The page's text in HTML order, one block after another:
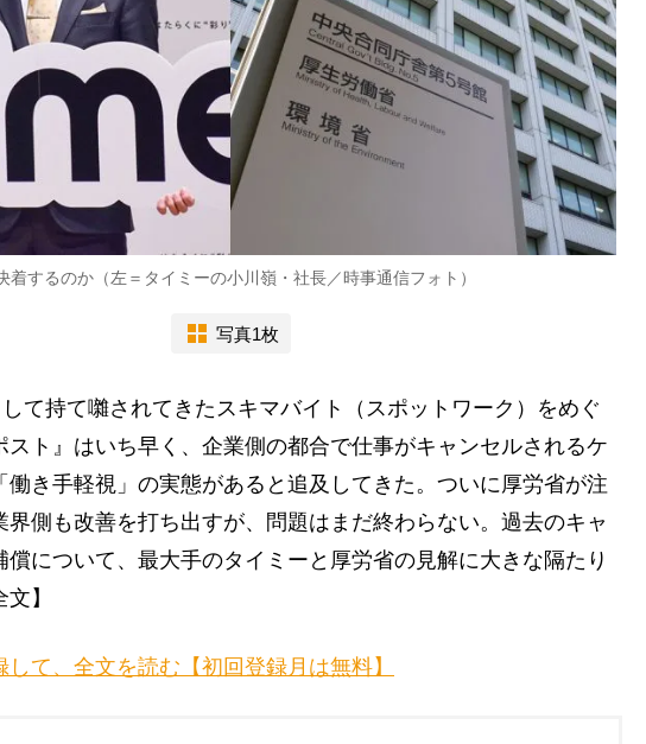
着するのか（左＝タイミーの小川嶺・社長／時事通信フォト）
写真1枚
して持て囃されてきたスキマバイト（スポットワーク）をめぐ
スト』はいち早く、企業側の都合で仕事がキャンセルされるケ
働き手軽視」の実態があると追及してきた。ついに厚労省が注
界側も改善を打ち出すが、問題はまだ終わらない。過去のキャ
償について、最大手のタイミーと厚労省の見解に大きな隔たり
】
して、全文を読む【初回登録月は無料】